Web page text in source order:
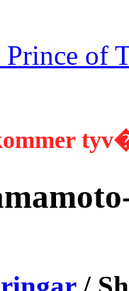
Prince of